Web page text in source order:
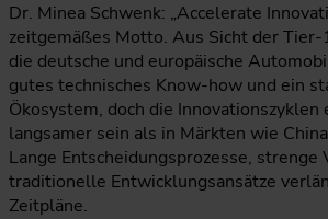
Dr. Minea Schwenk: „Accelerate
zeitgemäßes Motto. Aus Sicht der
die deutsche und europäische
gutes technisches Know-how und ein
Ökosystem, doch die Innovationszyklen
langsamer sein als in Märkten wie
Lange Entscheidungsprozesse, strenge
traditionelle Entwicklungsansätze
Zeitpläne.